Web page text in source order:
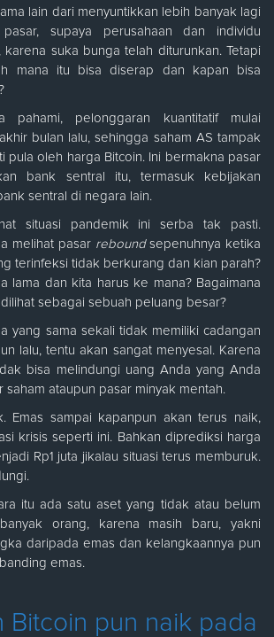
lain dari menyuntikkan lebih banyak lagi
supaya perusahaan dan individu
suka bunga telah diturunkan. Tetapi
mana itu bisa diserap dan kapan bisa
pahami, pelonggaran kuantitatif mulai
bulan lalu, sehingga saham AS tampak
pula oleh harga Bitcoin. Ini bermakna pasar
bank sentral itu, termasuk kebijakan
sentral di negara lain.
situasi pandemik ini serba tak pasti.
melihat pasar reboundsepenuhnya ketika
terinfeksi tidak berkurang dan kian parah?
lama dan kita harus ke mana? Bagaimana
sebagai sebuah peluang besar?
yang sama sekali tidak memiliki cadangan
lalu, tentu akan sangat menyesal. Karena
bisa melindungi uang Anda yang Anda
saham ataupun pasar minyak mentah.
Emas sampai kapanpun akan terus naik,
krisis seperti ini. Bahkan diprediksi harga
Rp1 juta jikalau situasi terus memburuk.
itu ada satu aset yang tidak atau belum
orang, karena masih baru, yakni
daripada emas dan kelangkaannya pun
emas.
Bitcoin pun naik pada